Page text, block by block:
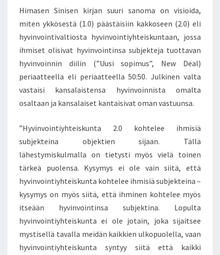
N
S
E
I
I
N
,
R
V
A
A
K
E
I
T
Himasen Sinisen kirjan suuri sanoma on visioida,
miten ykkösestä (1.0) päästäisiin kakkoseen (2.0) eli
hyvinvointivaltiosta hyvinvointiyhteiskuntaan, jossa
ihmiset olisivat hyvinvointinsa subjekteja tuottavan
hyvinvoinnin diilin (”Uusi sopimus”, New Deal)
periaatteella eli periaatteella 50:50. Julkinen valta
vastaisi kansalaistensa hyvinvoinnista omalta
osaltaan ja kansalaiset kantaisivat oman vastuunsa.
”Hyvinvointiyhteiskunta 2.0 kohtelee ihmisiä
subjekteina objektien sijaan. Tällä
lähestymiskulmalla on tietysti myös vielä toinen
tärkeä puolensa. Kysymys ei ole vain siitä, että
hyvinvointiyhteiskunta kohtelee ihmisiä subjekteina –
kysymys on myös siitä, että ihminen kohtelee myös
itseään hyvinvointinsa subjektina. Lopulta
hyvinvointiyhteiskunta ei ole jotain, joka sijaitsee
mystisellä tavalla meidän kaikkien ulkopuolella, vaan
hyvinvointiyhteiskunta syntyy siitä että kaikki